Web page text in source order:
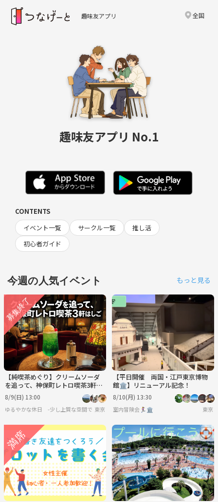
趣味友アプリ 全国
趣味友アプリ No.1
CONTENTS
イベント一覧
サークル一覧
推し活
初心者ガイド
今週の人気イベント もっと見る
【純喫茶めぐり】クリームソーダ
を追って、神保町レトロ喫茶3軒は
しご🍒
8/9(日) 13:00
ゆるやかな休日 -少し上質な空間で、静かに楽しむ大人のカフェ時間-
東京
【平日開催 両国・江戸東京博物
館🏛️】リニューアル記念！
8/10(月) 13:30
室内冒険会🏃‍♀️🏛 東京